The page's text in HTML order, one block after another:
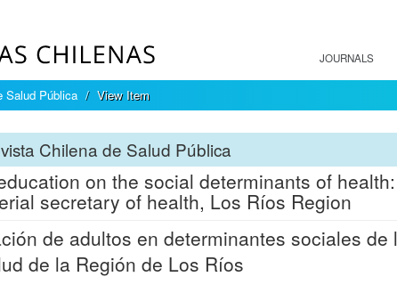
JOURNALS
Salud Pública View Item
Chilena de Salud Pública
on the social determinants of
secretary of health, Los Ríos Region
de adultos en determinantes sociales
de la Región de Los Ríos